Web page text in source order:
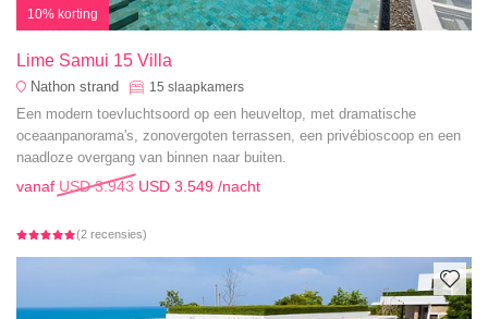
10% korting
Lime Samui 15 Villa
Nathon strand 15 slaapkamers
Een modern toevluchtsoord op een heuveltop, met dramatische
oceaanpanorama's, zonovergoten terrassen, een privébioscoop en een
naadloze overgang van binnen naar buiten.
vanaf USD 3.943 USD 3.549 /nacht
(2 recensies)